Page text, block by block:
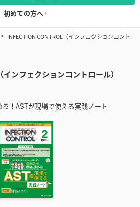
初めての方へ
INFECTION CONTROL（インフェクションコント
ンフェクションコントロール）
！ASTが現場で使える実践ノート